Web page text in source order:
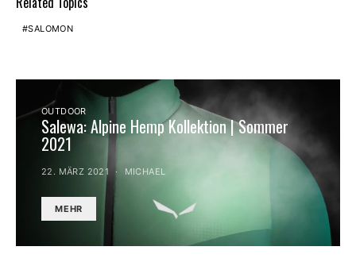
SALOMON
OUTDOOR
Salewa: Alpine Hemp Kollektion | Sommer
2021
22. MÄRZ 2021 MICHAEL
MEHR